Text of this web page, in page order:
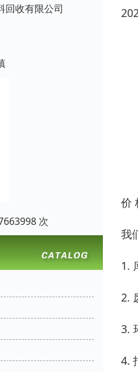
回收有限公司
次
价
我
1.
2.
3.
4.